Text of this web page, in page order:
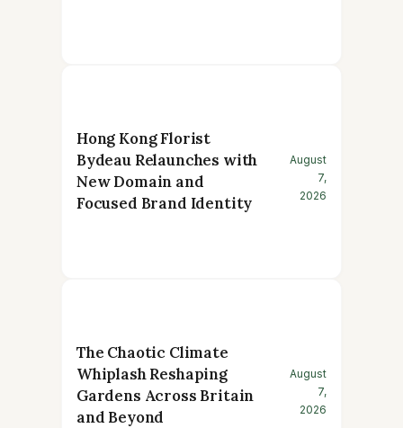
Hong Kong Florist
Bydeau Relaunches with
New Domain and
Focused Brand Identity
August
7,
2026
The Chaotic Climate
Whiplash Reshaping
Gardens Across Britain
and Beyond
August
7,
2026